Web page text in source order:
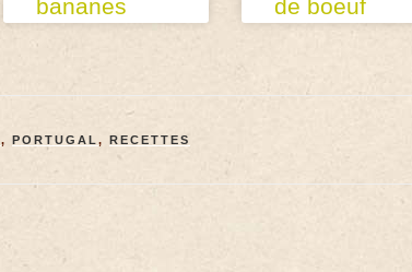
bananes
de boeuf
, PORTUGAL , RECETTES